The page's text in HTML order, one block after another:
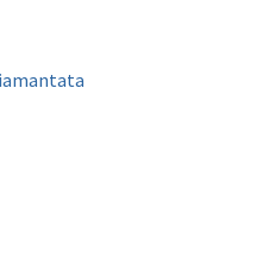
metalica